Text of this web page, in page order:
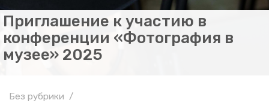
Приглашение к участию в
конференции «Фотография в
музее» 2025
Без рубрики